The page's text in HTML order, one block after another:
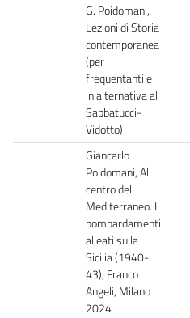
G. Poidomani,
Lezioni di Storia
contemporanea
(per i
frequentanti e
in alternativa al
Sabbatucci-
Vidotto)
Giancarlo
Poidomani, Al
centro del
Mediterraneo. I
bombardamenti
alleati sulla
Sicilia (1940-
43), Franco
Angeli, Milano
2024